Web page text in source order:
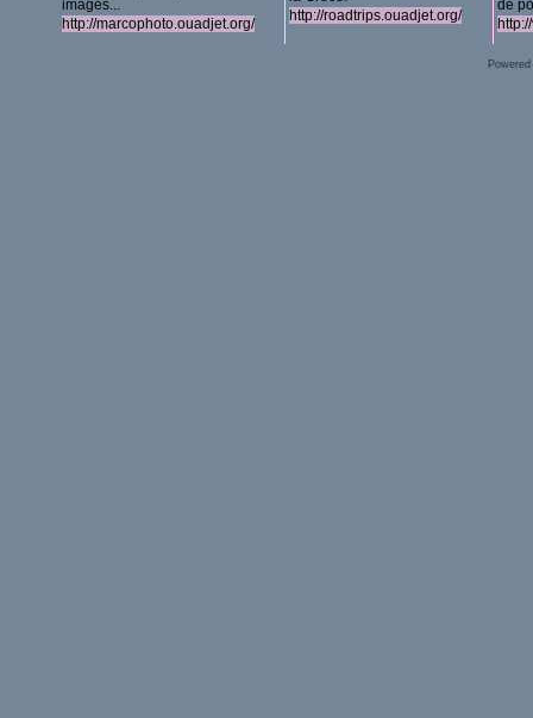
images...
http://marcophoto.ouadjet.org/
http://roadtrips.ouadjet.org/
de